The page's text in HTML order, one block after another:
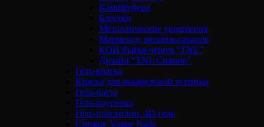
Камифубуки
Блестки
Металлические украшения
Мармелад, меланж-сахарок
КОИ Рыбья чешуя “TNL”
Дизайн “TNL Сияние”
Гель-краска
Краска для акварельной техники
Гель-паста
Гель-паутинка
Гель-пластилин, 4D гель
Снежок Vogue Nails